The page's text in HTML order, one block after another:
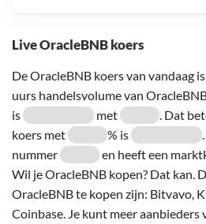
Live OracleBNB koers
De OracleBNB koers van vandaag is
uurs handelsvolume van
is
met
. Dat
koers met
% is
nummer
en heeft een
Wil je OracleBNB kopen? Dat kan.
OracleBNB te kopen zijn: Bitvavo,
Coinbase. Je kunt meer aanbieders